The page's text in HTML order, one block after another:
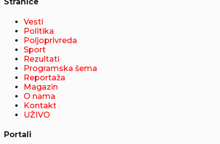
Stranice
Vesti
Politika
Poljoprivreda
Sport
Rezultati
Programska šema
Reportaža
Magazin
O nama
Kontakt
UŽIVO
Portali